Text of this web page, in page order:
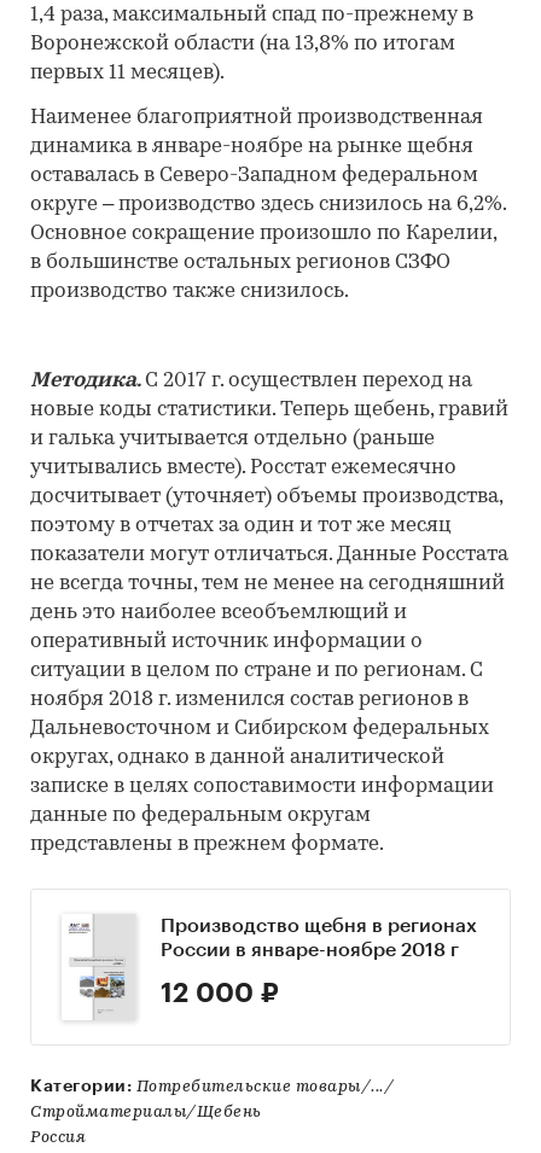
1,4 раза, максимальный спад по-прежнему в
Воронежской области (на 13,8% по итогам
первых 11 месяцев).
Наименее благоприятной производственная
динамика в январе-ноябре на рынке щебня
оставалась в Северо-Западном федеральном
округе – производство здесь снизилось на 6,2%.
Основное сокращение произошло по Карелии,
в большинстве остальных регионов СЗФО
производство также снизилось.
Методика.С 2017 г. осуществлен переход на
новые коды статистики. Теперь щебень, гравий
и галька учитывается отдельно (раньше
учитывались вместе). Росстат ежемесячно
досчитывает (уточняет) объемы производства,
поэтому в отчетах за один и тот же месяц
показатели могут отличаться. Данные Росстата
не всегда точны, тем не менее на сегодняшний
день это наиболее всеобъемлющий и
оперативный источник информации о
ситуации в целом по стране и по регионам. С
ноября 2018 г. изменился состав регионов в
Дальневосточном и Сибирском федеральных
округах, однако в данной аналитической
записке в целях сопоставимости информации
данные по федеральным округам
представлены в прежнем формате.
Производство щебня в регионах
России в январе-ноябре 2018 г
12 000 ₽
Категории: Потребительские товары/.../
Стройматериалы/Щебень
Россия